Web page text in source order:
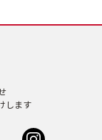
します